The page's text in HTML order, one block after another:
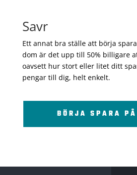
Savr
Ett annat bra ställe att börja
dom är det upp till 50% billigare
oavsett hur stort eller litet ditt
pengar till dig, helt enkelt.
BÖRJA SPARA